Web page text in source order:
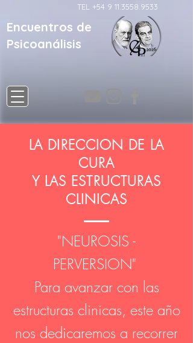
TEL +54 9 11.3558.9533
Encuentros de
Psicoanálisis
LA DIRECCION DE LA
CURA
Y LAS ESTRUCTURAS
CLINICAS
"NEUROSIS -
PERVERSION"
Para avanzar con las
estructuras clinicas, este año
nos dedicaremos a recorrer